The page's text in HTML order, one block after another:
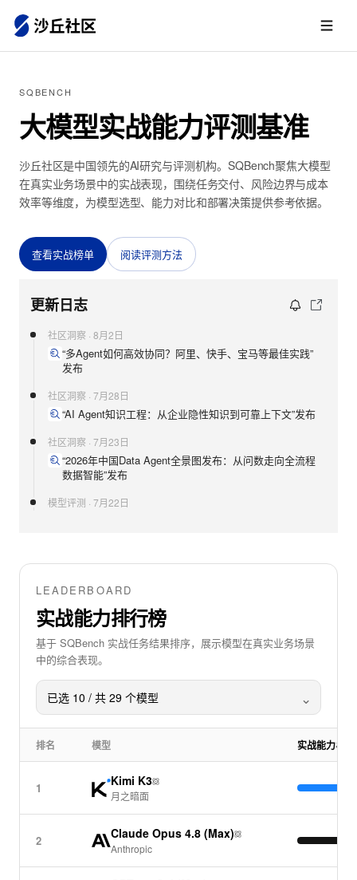
SQBENCH
大模型实战能力评测基准
沙丘社区是中国领先的AI研究与评测机构。SQBench聚焦大模型
在真实业务场景中的实战表现，围绕任务交付、风险边界与成本
效率等维度，为模型选型、能力对比和部署决策提供参考依据。
查看实战榜单 阅读评测方法
更新日志
社区洞察 · 8月2日
“多Agent如何高效协同？阿里、快手、宝马等最佳实践”
发布
社区洞察 · 7月28日
“AI Agent知识工程：从企业隐性知识到可靠上下文”发布
社区洞察 · 7月23日
“2026年中国Data Agent全景图发布：从问数走向全流程
数据智能”发布
模型评测 · 7月22日
“Gemini 3.6 Flash实战能力评测：智力没涨，但干活更
社区洞察· 7月21日
“Kimi K3实战能力评测：企业该把哪些工作交给它？”发
布
模型评测 ·7月20日
模型评测·7月20日
社区洞察·7月15日
“Data Agent深度研究：从技术架构、实施指南到邮储、
淘宝、平安人寿等落地实践”发布
DeepSeek-V4-Pro (Max)评测结果上线
模型评测·7月8日
LEADERBOARD
实战能力排行榜
基于 SQBench 实战任务结果排序，展示模型在真实业务场景
中的综合表现。
已选 10 / 共 29 个模型 ⌄
排名 模型 实战能力
1 Kimi K3
月之暗面
2 Claude Opus 4.8 (Max)
Anthropic